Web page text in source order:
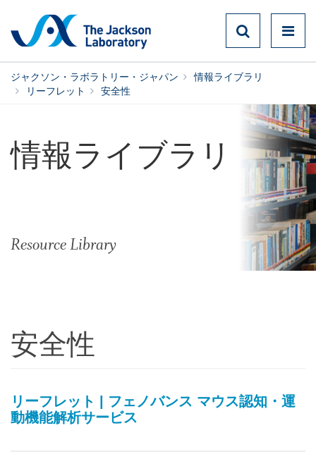
ジャクソン・ラボラトリー・ジャパン
情報ライブラリ
リーフレット
安全性
情報ライブラリ
Resource Library
安全性
リーフレット | フェノバンス マウス認知・運
動機能解析サービス